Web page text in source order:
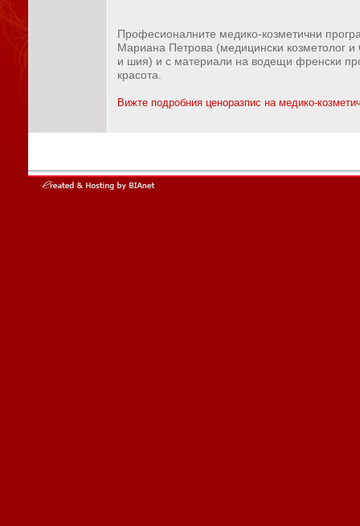
Професионалните медико-козметични
Мариана Петрова (медицински козметолог
и шия) и с материали на водещи френски
красота.
Вижте подробния ценоразпис на медико-